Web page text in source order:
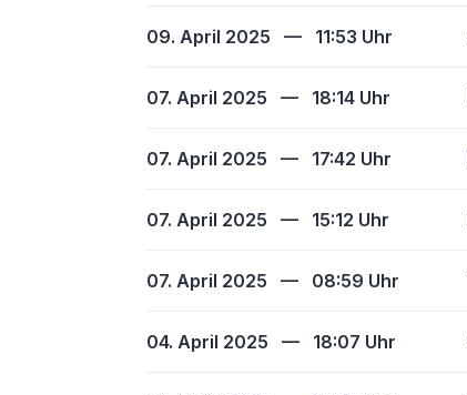
09. April 2025 — 11:53 Uhr
07. April 2025 — 18:14 Uhr
07. April 2025 — 17:42 Uhr
07. April 2025 — 15:12 Uhr
07. April 2025 — 08:59 Uhr
04. April 2025 — 18:07 Uhr